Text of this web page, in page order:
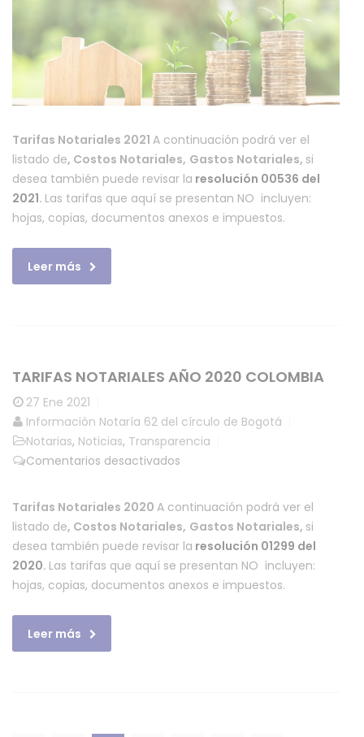
Colombia
Tarifas Notariales 2021 A continuación podrá ver el
listado de, Costos Notariales, Gastos Notariales, si
desea también puede revisar la resolución 00536 del
2021. Las tarifas que aquí se presentan NO incluyen:
hojas, copias, documentos anexos e impuestos.
Leer más
TARIFAS NOTARIALES AÑO 2020 COLOMBIA
27 Ene 2021
Información Notaría 62 del círculo de Bogotá
Notarias, Noticias, Transparencia
Comentarios desactivados
notariales
2020
Tarifas Notariales 2020 A continuación podrá ver el
listado de, Costos Notariales, Gastos Notariales, si
desea también puede revisar la resolución 01299 del
2020. Las tarifas que aquí se presentan NO incluyen:
hojas, copias, documentos anexos e impuestos.
Leer más